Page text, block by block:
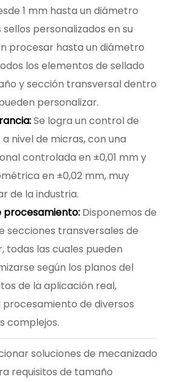
1 mm hasta un diámetro
personalizados en su
procesar hasta un diámetro
los elementos de sellado
y sección transversal dentro
personalizar.
Se logra un control de
nivel de micras, con una
controlada en ±0,01 mm y
en ±0,02 mm, muy
de la industria.
procesamiento: Disponemos de
secciones transversales de
todas las cuales pueden
según los planos del
de la aplicación real,
de diversos
complejos.
soluciones de mecanizado
requisitos de tamaño